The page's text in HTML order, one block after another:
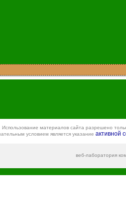
Использование материалов сайта разрешено
условием является указание активной
веб-лаборатория